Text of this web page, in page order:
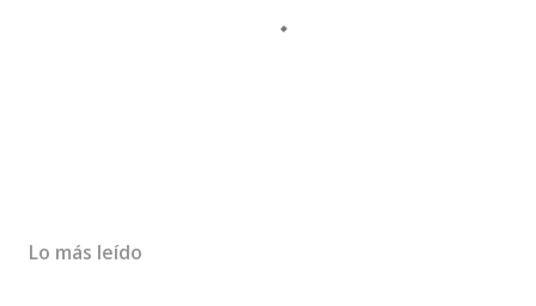
b
Lo más leído